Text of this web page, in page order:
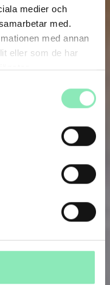
medier och
med.
med annan
eller som de har